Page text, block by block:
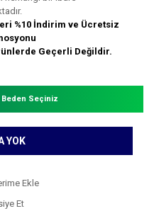
%10 İndirim ve Ücretsiz
Geçerli Değildir.
Beden Seçiniz
YOK
Et